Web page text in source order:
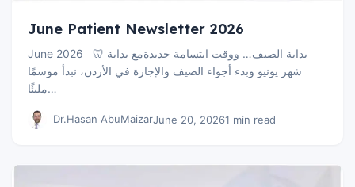
June Patient Newsletter 2026
June 2026 🦷 بداية الصيف… ووقت ابتسامة جديدةمع بداية
شهر يونيو وبدء أجواء الصيف والإجازة في الأردن، نبدأ موسمًا
مليئًا…
Dr.Hasan AbuMaizarJune 20, 20261 min read